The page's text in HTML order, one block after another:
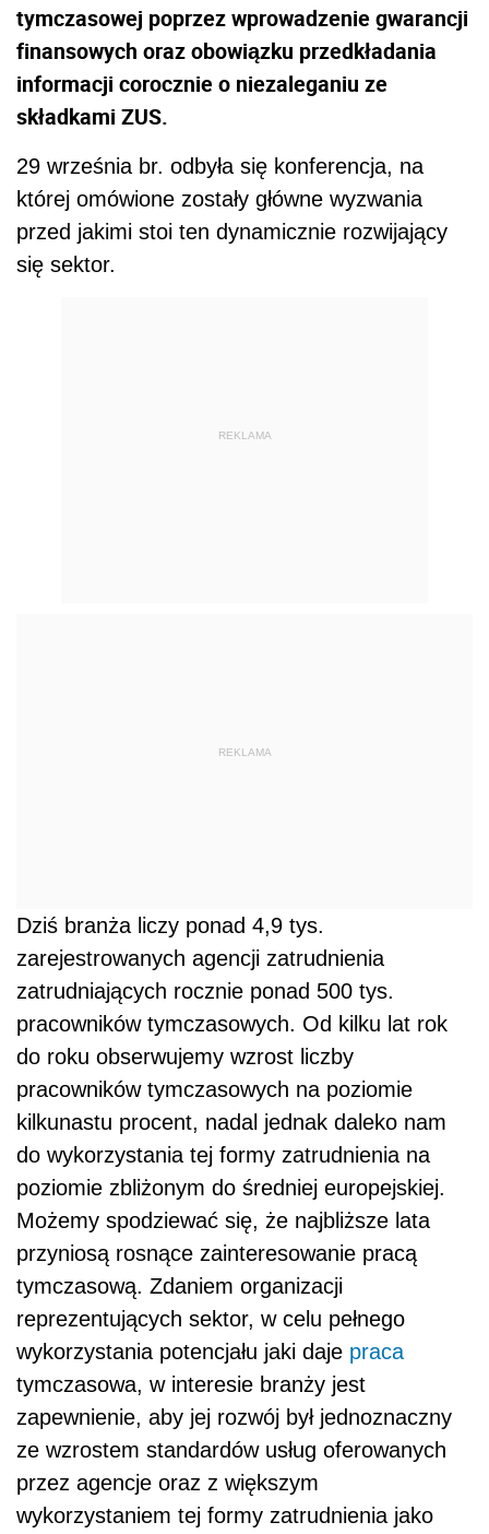
tymczasowej poprzez wprowadzenie gwarancji
finansowych oraz obowiązku przedkładania
informacji corocznie o niezaleganiu ze
składkami ZUS.
29 września br. odbyła się konferencja, na
której omówione zostały główne wyzwania
przed jakimi stoi ten dynamicznie rozwijający
się sektor.
REKLAMA
REKLAMA
Dziś branża liczy ponad 4,9 tys.
zarejestrowanych agencji zatrudnienia
zatrudniających rocznie ponad 500 tys.
pracowników tymczasowych. Od kilku lat rok
do roku obserwujemy wzrost liczby
pracowników tymczasowych na poziomie
kilkunastu procent, nadal jednak daleko nam
do wykorzystania tej formy zatrudnienia na
poziomie zbliżonym do średniej europejskiej.
Możemy spodziewać się, że najbliższe lata
przyniosą rosnące zainteresowanie pracą
tymczasową. Zdaniem organizacji
reprezentujących sektor, w celu pełnego
wykorzystania potencjału jaki daje praca
tymczasowa, w interesie branży jest
zapewnienie, aby jej rozwój był jednoznaczny
ze wzrostem standardów usług oferowanych
przez agencje oraz z większym
wykorzystaniem tej formy zatrudnienia jako